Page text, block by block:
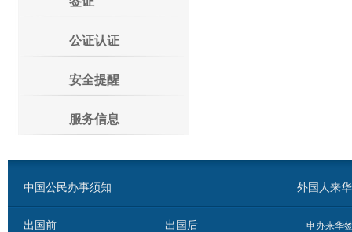
公证认证
安全提醒
服务信息
中国公民办事须知 外国人来
出国前 出国后
申办来华